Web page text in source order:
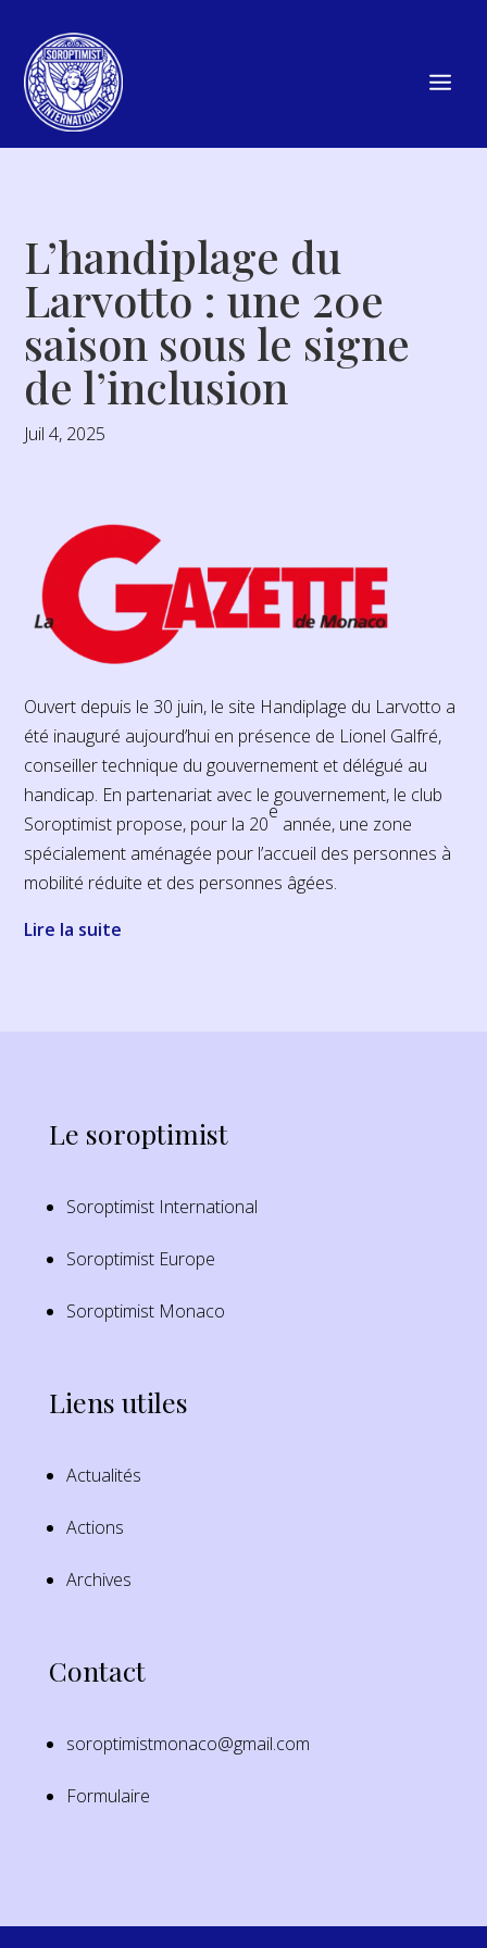
L’handiplage du
Larvotto : une 20e
saison sous le signe
de l’inclusion
Juil 4, 2025
Ouvert depuis le 30 juin, le site Handiplage du Larvotto a
été inauguré aujourd’hui en présence de Lionel Galfré,
conseiller technique du gouvernement et délégué au
handicap. En partenariat avec le gouvernement, le club
Soroptimist propose, pour la 20
e
année, une zone
spécialement aménagée pour l’accueil des personnes à
mobilité réduite et des personnes âgées.
Lire la suite
Le soroptimist
Soroptimist International
Soroptimist Europe
Soroptimist Monaco
Liens utiles
Actualités
Actions
Archives
Contact
soroptimistmonaco@gmail.com
Formulaire